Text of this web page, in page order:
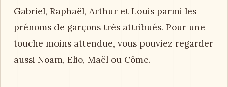
Gabriel, Raphaël, Arthur et Louis parmi les
prénoms de garçons très attribués. Pour une
touche moins attendue, vous pouviez regarder
aussi Noam, Elio, Maël ou Côme.